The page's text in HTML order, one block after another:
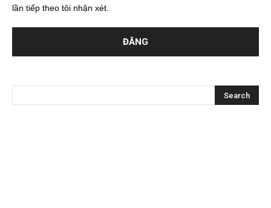
lần tiếp theo tôi nhận xét.